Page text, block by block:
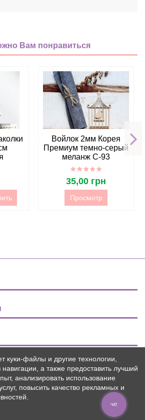
Вам понравиться
Войлок 2мм Корея
Премиум темно-серый
меланж C-93
35,00 грн
Просмотр
куки-файлы и другие технологии,
а также предоставить лучший
анализировать использование
повысить качество рекламных и
ЧАТ